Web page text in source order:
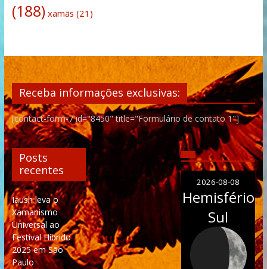
(188) xamãs (21)
Receba informações exclusivas:
[contact-form-7 id="8450" title="Formulário de contato 1"]
Posts
recentes
Iaush leva o
Xamanismo
Universal ao
Festival Híbrido
2025 em São
Paulo
2026-08-08
Hemisfério
Sul